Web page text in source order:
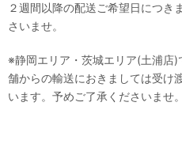
２週間以降の配送ご希望日につき
さいませ。
※静岡エリア・茨城エリア(土浦店
舗からの輸送におきましては受け
います。予めご了承くださいませ。